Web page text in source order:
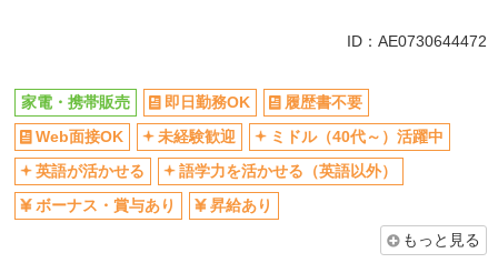
日払い
車通勤OK
交通費支給
社会保険あり
社員登用あり
ID：AE0730644472
家電・携帯販売 即日勤務OK
履歴書不要
Web面接OK
未経験歓迎
ミドル（40代～）活躍中
英語が活かせる
語学力を活かせる（英語以外）
ボーナス・賞与あり
昇給あり
もっと見る